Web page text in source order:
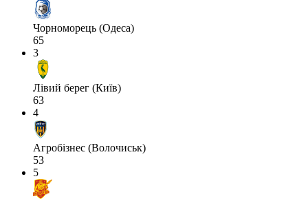
Чорноморець (Одеса)
65
3
Лівий берег (Київ)
63
4
Агробізнес (Волочиськ)
53
5